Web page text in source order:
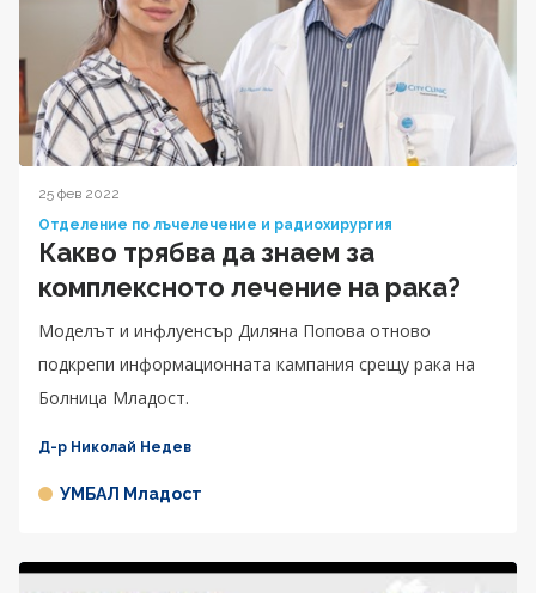
25 фев 2022
Отделение по лъчелечение и радиохирургия
Какво трябва да знаем за
комплексното лечение на рака?
Моделът и инфлуенсър Диляна Попова отново
подкрепи информационната кампания срещу рака на
Болница Младост.
Д-р Николай Недев
УМБАЛ Младост